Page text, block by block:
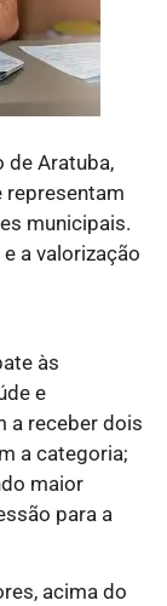
de Aratuba,
representam
municipais.
a valorização
às
e
a receber dois
a categoria;
maior
para a
acima do